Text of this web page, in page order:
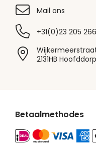
Mail ons
+31(0)23 205
2131HB Hoofddorp
Betaalmethodes